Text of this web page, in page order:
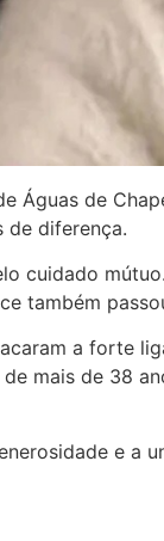
de
de diferença.
cuidado
também
a forte
mais de 38
e a